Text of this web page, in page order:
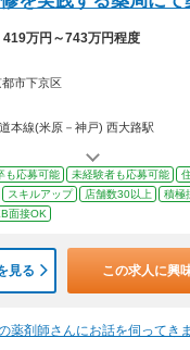
419万円～743万円程度
市下京区
道本線(米原－神戸) 西大路駅
も応募可能 未経験者も応募可能
スキルアップ 店舗数30以上 積極
面接OK
見る この求人に興
薬剤師さんにお話を伺ってき